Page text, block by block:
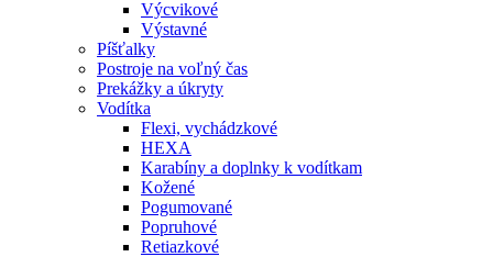
Výcvikové
Výstavné
Píšťalky
Postroje na voľný čas
Prekážky a úkryty
Vodítka
Flexi, vychádzkové
HEXA
Karabíny a doplnky k vodítkam
Kožené
Pogumované
Popruhové
Retiazkové